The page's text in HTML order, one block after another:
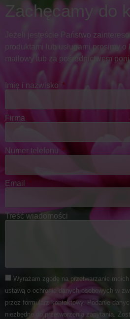
Zachęcamy do
Jeżeli jesteście Państwo
produktami lub usługami prosimy o
mailowy lub za pośrednictwem
Imię i nazwisko
Firma
Numer telefonu
Email
Treść wiadomości
Wyrażam zgodę na przetwarzanie
ustawą o ochronie danych osobowych w
przez formularz kontaktowy. Podanie
niezbędne do przetworzenia zapytania.